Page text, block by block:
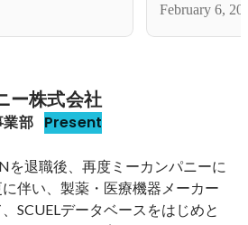
February 6,
ー株式会社
業部 Present
を退職後、再度ミーカンパニーに
伴い、製薬・医療機器メーカー
SCUELデータベースをはじめと